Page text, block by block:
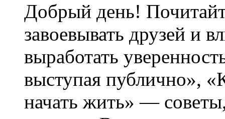
Добрый день!
завоевывать друзей и
выработать
выступая публично»,
начать жить» —